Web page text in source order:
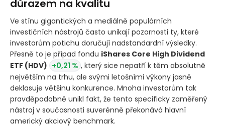
důrazem na kvalitu
Ve stínu gigantických a mediálně populárních
investičních nástrojů často unikají pozornosti ty, které
investorům potichu doručují nadstandardní výsledky.
Přesně to je případ fondu iShares Core High Dividend
ETF (HDV) +0,21 % , který sice nepatří k těm absolutně
největším na trhu, ale svými letošními výkony jasně
deklasuje většinu konkurence. Mnoha investorům tak
pravděpodobně unikl fakt, že tento specificky zaměřený
nástroj v současnosti suverénně překonává hlavní
americký akciový benchmark.